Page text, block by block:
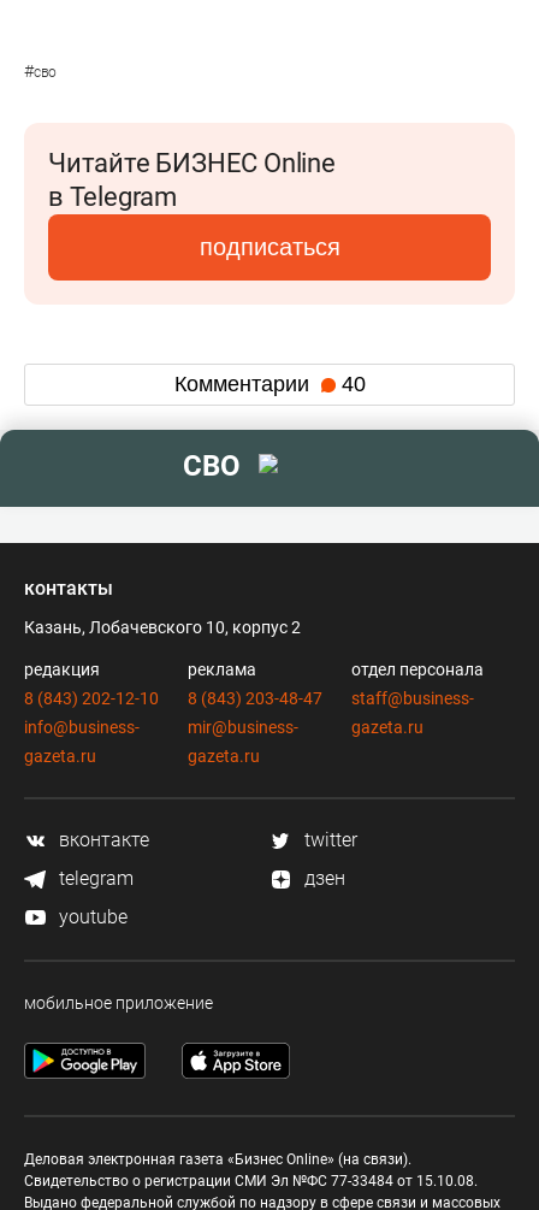
#сво
Читайте БИЗНЕС Online
в Telegram
подписаться
Комментарии 40
СВО
контакты
Казань, Лобачевского 10, корпус 2
редакция
8 (843) 202-12-10
info@business-
gazeta.ru
реклама
8 (843) 203-48-47
mir@business-
gazeta.ru
отдел персонала
staff@business-
gazeta.ru
вконтакте
twitter
telegram
дзен
youtube
мобильное приложение
Деловая электронная газета «Бизнес Online» (на связи).
Свидетельство о регистрации СМИ Эл №ФС 77-33484 от 15.10.08.
Выдано федеральной службой по надзору в сфере связи и массовых